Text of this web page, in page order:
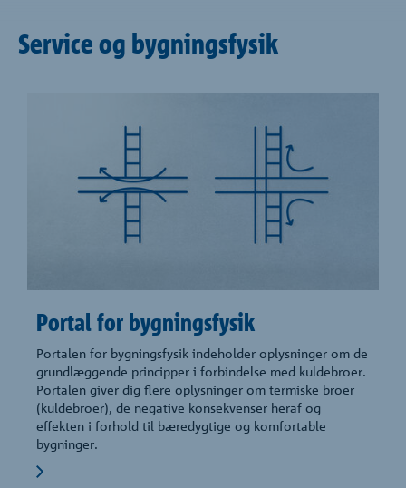
Service og bygningsfysik
Portal for bygningsfysik
Portalen for bygningsfysik indeholder oplysninger om de
grundlæggende principper i forbindelse med kuldebroer.
Portalen giver dig flere oplysninger om termiske broer
(kuldebroer), de negative konsekvenser heraf og
effekten i forhold til bæredygtige og komfortable
bygninger.